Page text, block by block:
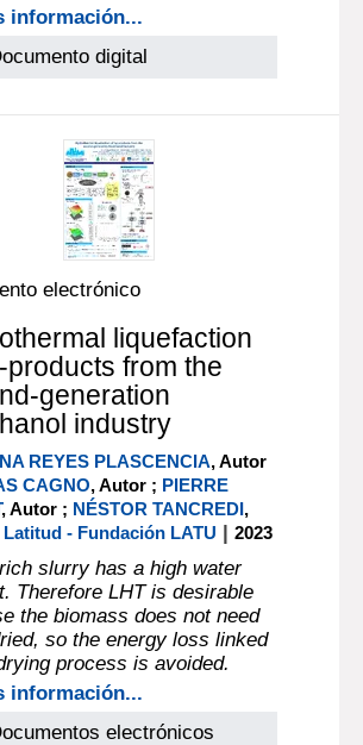
información...
digital
electrónico
liquefaction
products from the
generation
industry
REYES PLASCENCIA, Autor
CAGNO, Autor ; PIERRE
, Autor ; NÉSTOR TANCREDI,
Latitud - Fundación LATU |2023
slurry has a high water
Therefore LHT is desirable
the biomass does not need
so the energy loss linked
process is avoided.
información...
electrónicos